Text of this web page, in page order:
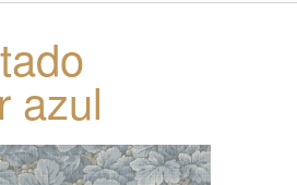
azul